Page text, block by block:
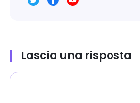
Lascia una risposta